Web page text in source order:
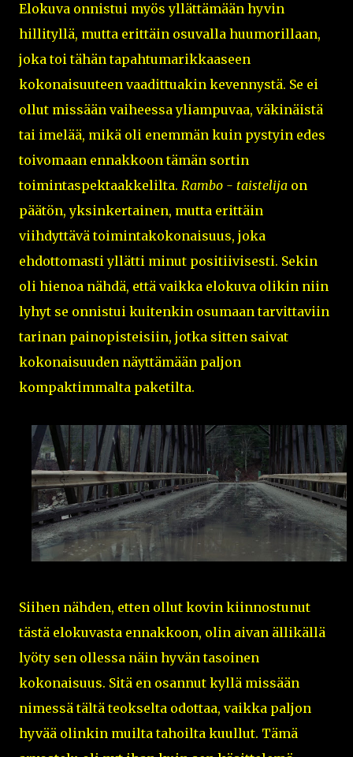
Elokuva onnistui myös yllättämään hyvin
hillityllä, mutta erittäin osuvalla huumorillaan,
joka toi tähän tapahtumarikkaaseen
kokonaisuuteen vaadittuakin kevennystä. Se ei
ollut missään vaiheessa yliampuvaa, väkinäistä
tai imelää, mikä oli enemmän kuin pystyin edes
toivomaan ennakkoon tämän sortin
toimintaspektaakkelilta. Rambo - taistelija on
päätön, yksinkertainen, mutta erittäin
viihdyttävä toimintakokonaisuus, joka
ehdottomasti yllätti minut positiivisesti. Sekin
oli hienoa nähdä, että vaikka elokuva olikin niin
lyhyt se onnistui kuitenkin osumaan tarvittaviin
tarinan painopisteisiin, jotka sitten saivat
kokonaisuuden näyttämään paljon
kompaktimmalta paketilta.
Siihen nähden, etten ollut kovin kiinnostunut
tästä elokuvasta ennakkoon, olin aivan ällikällä
lyöty sen ollessa näin hyvän tasoinen
kokonaisuus. Sitä en osannut kyllä missään
nimessä tältä teokselta odottaa, vaikka paljon
hyvää olinkin muilta tahoilta kuullut. Tämä